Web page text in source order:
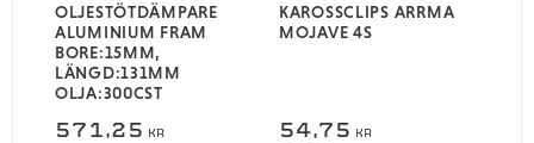
OLJESTÖTDÄMPARE
ALUMINIUM FRAM
BORE:15MM,
LÄNGD:131MM
OLJA:300CST
571,25 KR
KAROSSCLIPS ARRMA
MOJAVE 4S
54,75 KR